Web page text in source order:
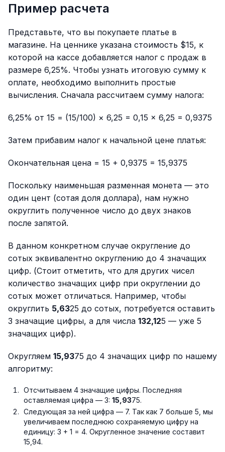
Пример расчета
Представьте, что вы покупаете платье в
магазине. На ценнике указана стоимость $15, к
которой на кассе добавляется налог с продаж в
размере 6,25%. Чтобы узнать итоговую сумму к
оплате, необходимо выполнить простые
вычисления. Сначала рассчитаем сумму налога:
6,25% от 15 = (15/100) × 6,25 = 0,15 × 6,25 = 0,9375
Затем прибавим налог к начальной цене платья:
Окончательная цена = 15 + 0,9375 = 15,9375
Поскольку наименьшая разменная монета — это
один цент (сотая доля доллара), нам нужно
округлить полученное число до двух знаков
после запятой.
В данном конкретном случае округление до
сотых эквивалентно округлению до 4 значащих
цифр. (Стоит отметить, что для других чисел
количество значащих цифр при округлении до
сотых может отличаться. Например, чтобы
округлить 5,6325 до сотых, потребуется оставить
3 значащие цифры, а для числа 132,125 — уже 5
значащих цифр).
Округляем 15,9375 до 4 значащих цифр по нашему
алгоритму:
Отсчитываем 4 значащие цифры. Последняя
оставляемая цифра — 3:15,9375.
Следующая за ней цифра — 7. Так как 7 больше 5, мы
увеличиваем последнюю сохраняемую цифру на
единицу: 3 + 1 = 4. Округленное значение составит
15,94.